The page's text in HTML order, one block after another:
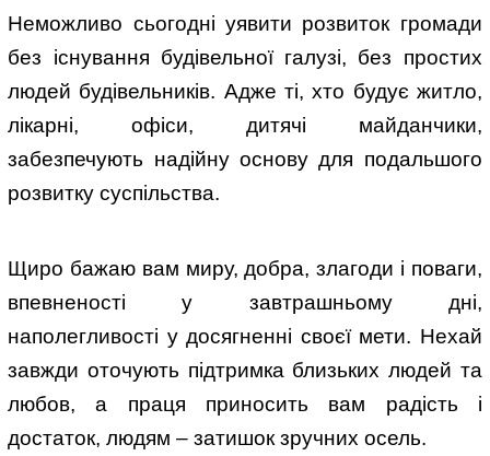
Неможливо сьогодні уявити розвиток громади
без існування будівельної галузі, без простих
людей будівельників. Адже ті, хто будує житло,
лікарні, офіси, дитячі майданчики,
забезпечують надійну основу для подальшого
розвитку суспільства.
Щиро бажаю вам миру, добра, злагоди і поваги,
впевненості у завтрашньому дні,
наполегливості у досягненні своєї мети. Нехай
завжди оточують підтримка близьких людей та
любов, а праця приносить вам радість і
достаток, людям – затишок зручних осель.